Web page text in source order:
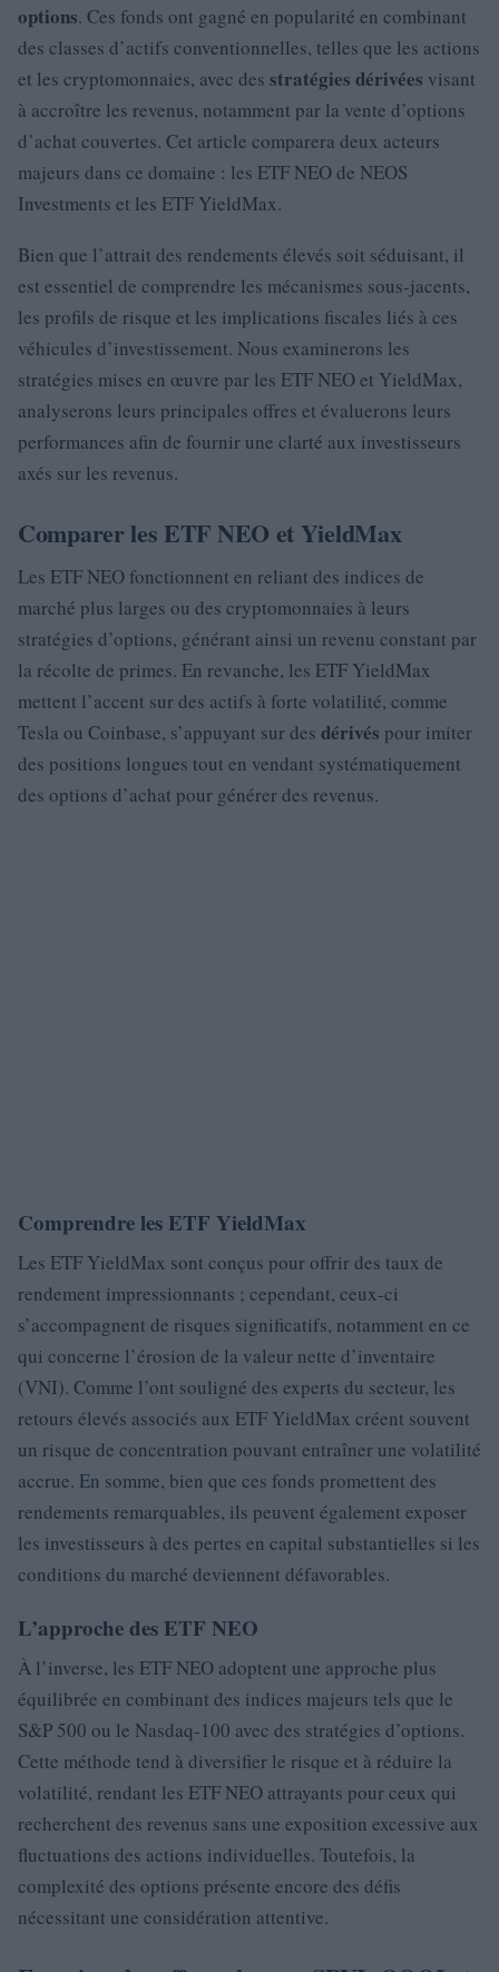
options. Ces fonds ont gagné en popularité en combinant
des classes d’actifs conventionnelles, telles que les actions
et les cryptomonnaies, avec des stratégies dérivées visant
à accroître les revenus, notamment par la vente d’options
d’achat couvertes. Cet article comparera deux acteurs
majeurs dans ce domaine : les ETF NEO de NEOS
Investments et les ETF YieldMax.
Bien que l’attrait des rendements élevés soit séduisant, il
est essentiel de comprendre les mécanismes sous-jacents,
les profils de risque et les implications fiscales liés à ces
véhicules d’investissement. Nous examinerons les
stratégies mises en œuvre par les ETF NEO et YieldMax,
analyserons leurs principales offres et évaluerons leurs
performances afin de fournir une clarté aux investisseurs
axés sur les revenus.
Comparer les ETF NEO et YieldMax
Les ETF NEO fonctionnent en reliant des indices de
marché plus larges ou des cryptomonnaies à leurs
stratégies d’options, générant ainsi un revenu constant par
la récolte de primes. En revanche, les ETF YieldMax
mettent l’accent sur des actifs à forte volatilité, comme
Tesla ou Coinbase, s’appuyant sur des dérivés pour imiter
des positions longues tout en vendant systématiquement
des options d’achat pour générer des revenus.
Comprendre les ETF YieldMax
Les ETF YieldMax sont conçus pour offrir des taux de
rendement impressionnants ; cependant, ceux-ci
s’accompagnent de risques significatifs, notamment en ce
qui concerne l’érosion de la valeur nette d’inventaire
(VNI). Comme l’ont souligné des experts du secteur, les
retours élevés associés aux ETF YieldMax créent souvent
un risque de concentration pouvant entraîner une volatilité
accrue. En somme, bien que ces fonds promettent des
rendements remarquables, ils peuvent également exposer
les investisseurs à des pertes en capital substantielles si les
conditions du marché deviennent défavorables.
L’approche des ETF NEO
À l’inverse, les ETF NEO adoptent une approche plus
équilibrée en combinant des indices majeurs tels que le
S&P 500 ou le Nasdaq-100 avec des stratégies d’options.
Cette méthode tend à diversifier le risque et à réduire la
volatilité, rendant les ETF NEO attrayants pour ceux qui
recherchent des revenus sans une exposition excessive aux
fluctuations des actions individuelles. Toutefois, la
complexité des options présente encore des défis
nécessitant une considération attentive.